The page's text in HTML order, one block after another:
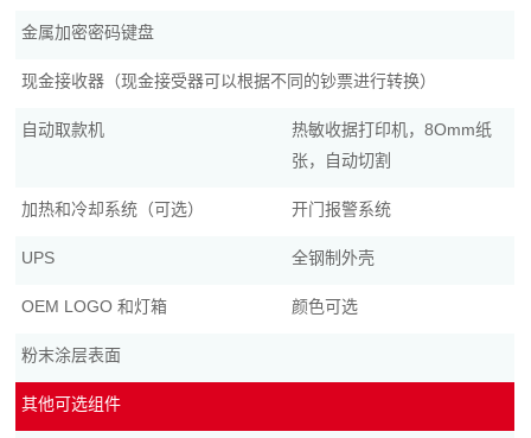
金属加密密码键盘
现金接收器（现金接受器可以根据不同的钞票进行转换）
自动取款机
热敏收据打印机，8Omm纸
张，自动切割
加热和冷却系统（可选） 开门报警系统
UPS 全钢制外壳
OEM LOGO 和灯箱 颜色可选
粉末涂层表面
其他可选组件